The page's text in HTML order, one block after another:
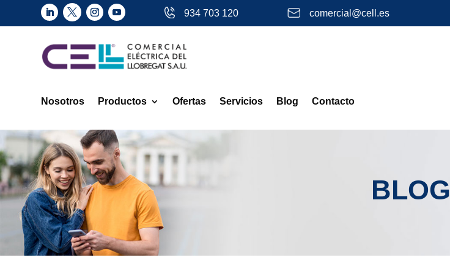
934 703 120 comercial@cell.es
Nosotros Productos Ofertas Servicios Blog Contacto
BLOG